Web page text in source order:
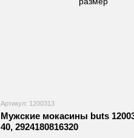
Артикул: 1200313
Мужские мокасины buts
40, 2924180816320